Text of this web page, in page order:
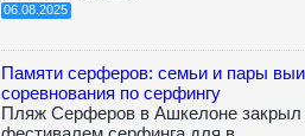
06.08.2025
Памяти серферов: семьи и пары
соревнования по серфингу
Пляж Серферов в Ашкелоне закрыл